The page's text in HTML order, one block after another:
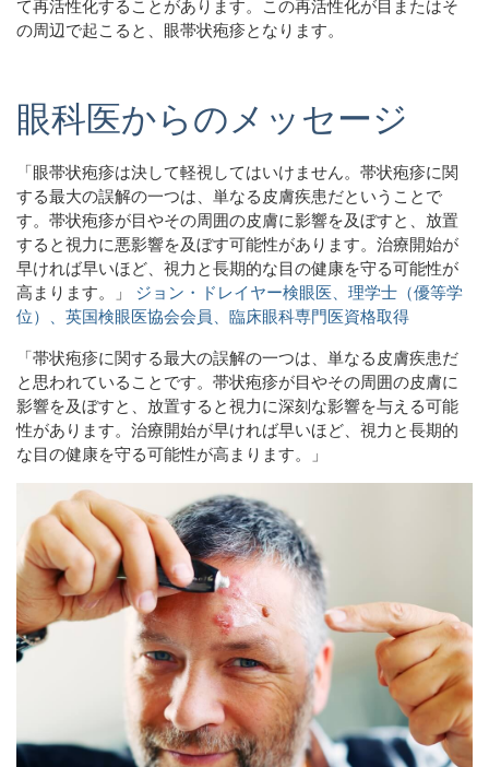
て再活性化することがあります。この再活性化が目またはそ
の周辺で起こると、眼帯​​状疱疹となります。
眼科医からのメッセージ
「眼帯状疱疹は決して軽視してはいけません。帯状疱疹に関
する最大の誤解の一つは、単なる皮膚疾患だということで
す。帯状疱疹が目やその周囲の皮膚に影響を及ぼすと、放置
すると視力に悪影響を及ぼす可能性があります。治療開始が
早ければ早いほど、視力と長期的な目の健康を守る可能性が
高まります。」 ジョン・ドレイヤー検眼医、理学士（優等学
位）、英国検眼医協会会員、臨床眼科専門医資格取得
「帯状疱疹に関する最大の誤解の一つは、単なる皮膚疾患だ
と思われていることです。帯状疱疹が目やその周囲の皮膚に
影響を及ぼすと、放置すると視力に深刻な影響を与える可能
性があります。治療開始が早ければ早いほど、視力と長期的
な目の健康を守る可能性が高まります。」